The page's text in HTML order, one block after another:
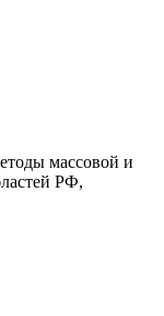
массовой и
РФ,